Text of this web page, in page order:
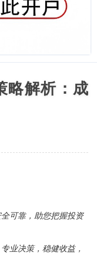
略解析：成
可靠，助您把握投资
业决策，稳健收益，